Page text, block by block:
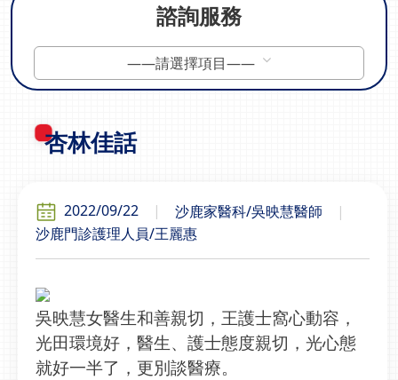
諮詢服務
——請選擇項目——
杏林佳話
2022/09/22
沙鹿家醫科/吳映慧醫師
沙鹿門診護理人員/王麗惠
吳映慧女醫生和善親切，王護士窩心動容，
光田環境好，醫生、護士態度親切，光心態
就好一半了，更別談醫療。